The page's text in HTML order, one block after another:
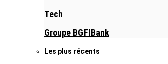
Tech
Groupe BGFIBank
Les plus récents